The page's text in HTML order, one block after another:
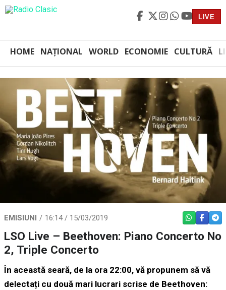
LIVE
HOME NAȚIONAL WORLD ECONOMIE CULTURĂ
EMISIUNI 16:14 / 15/03/2019 WHATSAPP
LSO Live – Beethoven: Piano Concerto No
2, Triple Concerto
În această seară, de la ora 22:00, vă propunem să vă
delectați cu două mari lucrari scrise de Beethoven: